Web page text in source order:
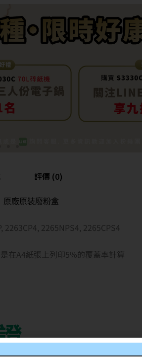
評價 (0)
原廠原裝廢粉盒
2263CP4, 2265NPS4, 2265CPS4
在A4紙張上列印5%的覆蓋率計算